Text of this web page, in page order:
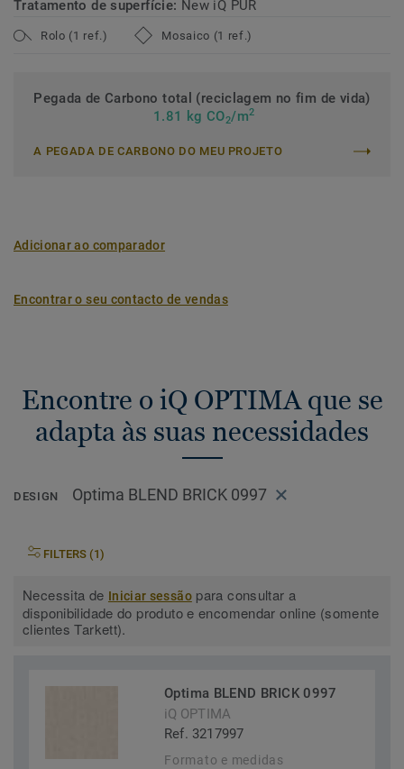
materiais responsáveis e reciclável (desperdícios de
instalação e pós-uso) com o nosso programa ReStart®.
Tratamento de superfície: New iQ PUR
Rolo (1 ref.) Mosaico (1 ref.)
Pegada de Carbono total (reciclagem no fim de vida)
1.81 kg CO2/m2
A PEGADA DE CARBONO DO MEU PROJETO
Adicionar ao comparador
Encontrar o seu contacto de vendas
Encontre o iQ OPTIMA que se
adapta às suas necessidades
DESIGN Optima BLEND BRICK 0997
FILTERS (1)
Necessita de Iniciar sessãopara consultar a
disponibilidade do produto e encomendar online (somente
clientes Tarkett).
Optima BLEND BRICK 0997
iQ OPTIMA
Ref. 3217997
Formato e medidas